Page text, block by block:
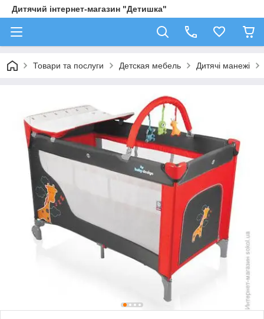
Дитячий інтернет-магазин "Детишка"
Товари та послуги Детская мебель Дитячі манежі